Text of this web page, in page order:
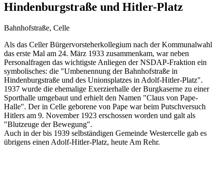
Hindenburgstraße und Hitler-Platz
Bahnhofstraße, Celle
Als das Celler Bürgervorsteherkollegium nach der Kommunalwahl
das erste Mal am 24. März 1933 zusammenkam, war neben
Personalfragen das wichtigste Anliegen der NSDAP-Fraktion ein
symbolisches: die "Umbenennung der Bahnhofstraße in
Hindenburgstraße und des Unionsplatzes in Adolf-Hitler-Platz".
1937 wurde die ehemalige Exerzierhalle der Burgkaserne zu einer
Sporthalle umgebaut und erhielt den Namen "Claus von Pape-
Halle". Der in Celle geborene von Pape war beim Putschversuch
Hitlers am 9. November 1923 erschossen worden und galt als
"Blutzeuge der Bewegung".
Auch in der bis 1939 selbständigen Gemeinde Westercelle gab es
übrigens einen Adolf-Hitler-Platz, heute Am Rehr.